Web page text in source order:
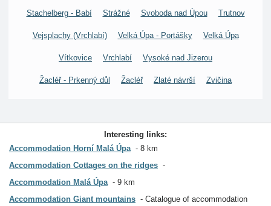
Stachelberg - Babí Strážné Svoboda nad Úpou Trutnov
Vejsplachy (Vrchlabí) Velká Úpa - Portášky Velká Úpa
Vítkovice Vrchlabí Vysoké nad Jizerou
Žacléř - Prkenný důl Žacléř Zlaté návrší Zvičina
Interesting links:
Accommodation Horní Malá Úpa
8 km
Accommodation Cottages on the ridges
Accommodation Malá Úpa
9 km
Accommodation Giant mountains
Catalogue of accommodation